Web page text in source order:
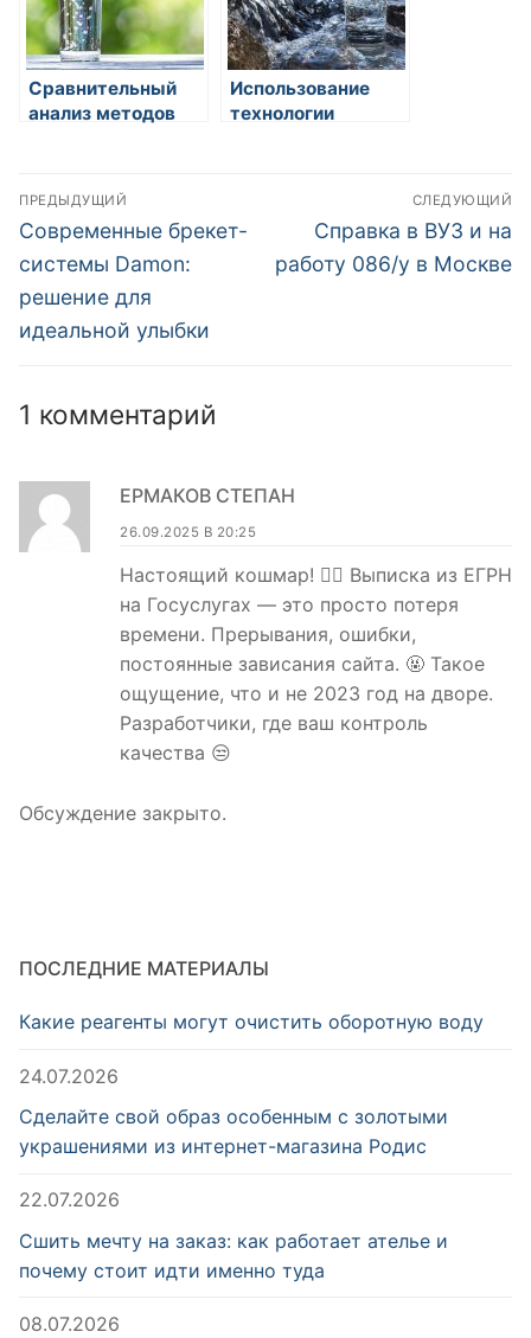
Сравнительный
анализ методов
Использование
технологии
Навигация
по
записям
ПРЕДЫДУЩИЙ
Предыдущая
запись:
Современные брекет-
системы Damon:
решение для
идеальной улыбки
СЛЕДУЮЩИЙ
Следующая
запись:
Справка в ВУЗ и на
работу 086/у в Москве
1 комментарий
ЕРМАКОВ СТЕПАН
26.09.2025 В 20:25
Настоящий кошмар! 🤦‍♂️ Выписка из ЕГРН
на Госуслугах — это просто потеря
времени. Прерывания, ошибки,
постоянные зависания сайта. 🤬 Такое
ощущение, что и не 2023 год на дворе.
Разработчики, где ваш контроль
качества 😒
Обсуждение закрыто.
ПОСЛЕДНИЕ МАТЕРИАЛЫ
Какие реагенты могут очистить оборотную воду
24.07.2026
Сделайте свой образ особенным с золотыми
украшениями из интернет-магазина Родис
22.07.2026
Сшить мечту на заказ: как работает ателье и
почему стоит идти именно туда
08.07.2026